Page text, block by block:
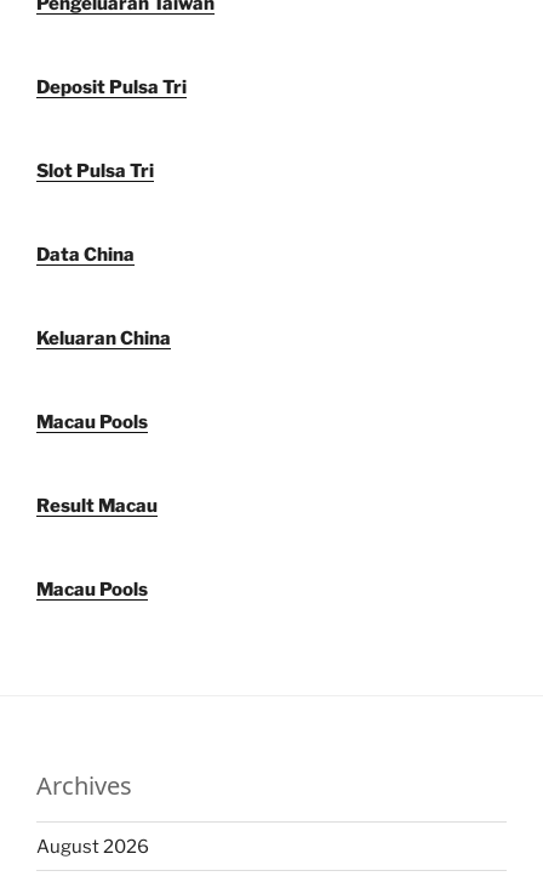
Deposit Pulsa Tri
Slot Pulsa Tri
Data China
Keluaran China
Macau Pools
Result Macau
Macau Pools
Archives
August 2026